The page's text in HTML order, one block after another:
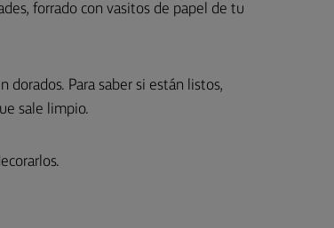
forrado con vasitos de papel de tu
Para saber si están listos,
sale limpio.